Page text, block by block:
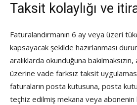
Taksit kolaylığı ve
Faturalandırmanın 6 ay veya üzeri
kapsayacak şekilde hazırlanması
aralıklarda okunduğuna
üzerine vade farksız taksit
faturaların posta kutusuna, posta
teçhiz edilmiş mekana veya abonenin